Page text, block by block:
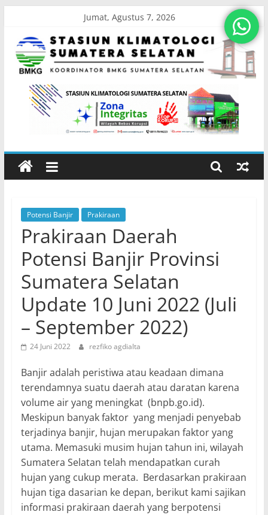
content
Jumat, Agustus 7, 2026
Stasiun
Klimatologi
Sumatera
Koordinator
BMKG
Sumatera
Selatan
Potensi Banjir Prakiraan
Prakiraan Daerah
Potensi Banjir Provinsi
Sumatera Selatan
Update 10 Juni 2022 (Juli
– September 2022)
24 Juni 2022 rezfiko agdialta
Banjir adalah peristiwa atau keadaan dimana
terendamnya suatu daerah atau daratan karena
volume air yang meningkat (bnpb.go.id).
Meskipun banyak faktor yang menjadi penyebab
terjadinya banjir, hujan merupakan faktor yang
utama. Memasuki musim hujan tahun ini, wilayah
Sumatera Selatan telah mendapatkan curah
hujan yang cukup merata. Berdasarkan prakiraan
hujan tiga dasarian ke depan, berikut kami sajikan
informasi prakiraan daerah yang berpotensi